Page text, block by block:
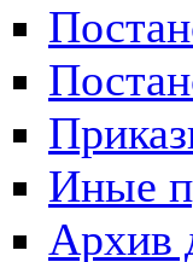
Иные
Архив